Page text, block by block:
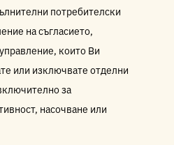
потребителски
на съгласието,
които Ви
или изключвате отделни
за
насочване или